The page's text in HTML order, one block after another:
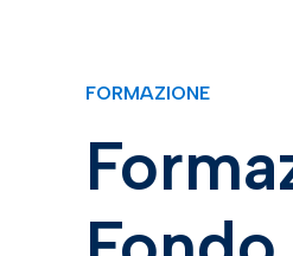
FORMAZIONE